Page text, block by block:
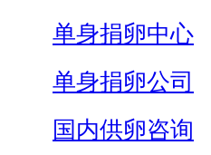
单身捐卵中心
单身捐卵公司
国内供卵咨询